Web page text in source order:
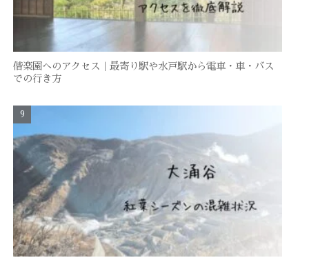
偕楽園へのアクセス｜最寄り駅や水戸駅から電車・車・バス
での行き方